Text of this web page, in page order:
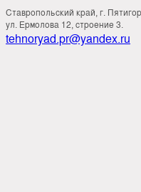
Ставропольский край, г.
ул. Ермолова 12, строение 3.
tehnoryad.pr@yandex.ru